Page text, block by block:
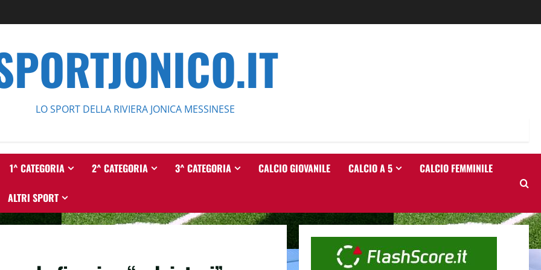
LO SPORT DELLA RIVIERA JONICA MESSINESE
1^ CATEGORIA 2^ CATEGORIA 3^ CATEGORIA CALCIO GIOVANILE CALCIO A 5 CALCIO FEMMINILE
ALTRI SPORT